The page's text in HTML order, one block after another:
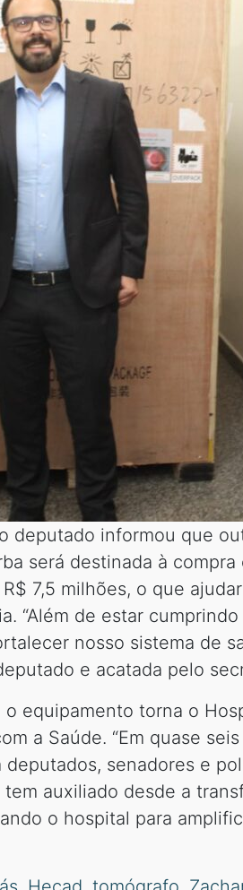
deputado informou que
será destinada à
7,5 milhões, o que
“Além de estar
nosso sistema de
e acatada pelo
o equipamento torna o
a Saúde. “Em quase
senadores e
tem auxiliado desde a
o hospital para